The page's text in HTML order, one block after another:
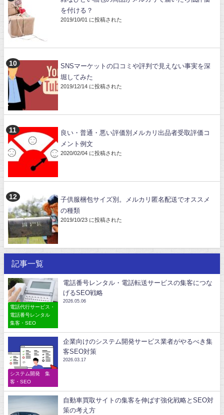
を付ける？
2019/10/01 に投稿された
SNSマーケットの口コミや評判で見えない事実を深
堀してみた
2019/12/14 に投稿された
良い・普通・悪い評価別メルカリ出品者受取評価コ
メント例文
2020/02/04 に投稿された
子供服梱包サイズ別。メルカリ匿名配送でオススメ
の種類
2019/10/23 に投稿された
記事一覧
電話代行サービス・
電話番号レンタル
集客・SEO
電話番号レンタル・電話転送サービスの集客につな
げるSEO戦略
2026.05.06
システム開発 集
客・SEO
企業向けのシステム開発サービス業者がやるべき集
客SEO対策
2026.03.17
自動車買取サイトの集客を伸ばす強化戦略とSEO対
策の考え方